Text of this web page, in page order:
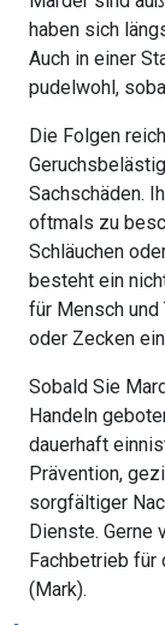
haben sich
Auch in einer
pudelwohl,
Die Folgen
Sachschäden.
oftmals zu
Schläuchen
besteht ein
für Mensch und
oder Zecken
Sobald Sie
Handeln
dauerhaft
Prävention,
sorgfältiger
Dienste. Gerne
Fachbetrieb für
(Mark).